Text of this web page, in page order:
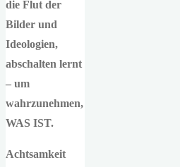
die Flut der
Bilder und
Ideologien,
abschalten lernt
– um
wahrzunehmen,
WAS IST.
Achtsamkeit